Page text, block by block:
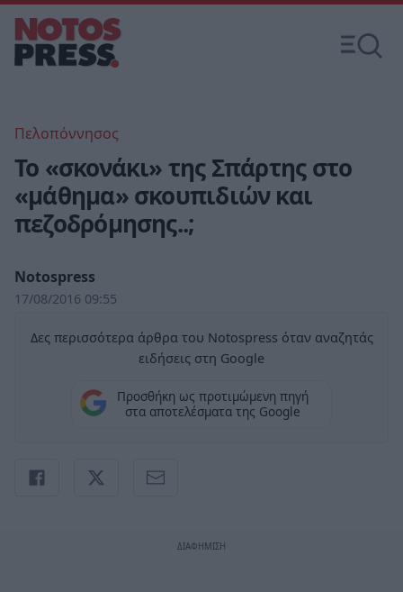
Πελοπόννησος
Το «σκονάκι» της Σπάρτης στο
«μάθημα» σκουπιδιών και
πεζοδρόμησης..;
Notospress
17/08/2016 09:55
Δες περισσότερα άρθρα του Notospress όταν αναζητάς
ειδήσεις στη Google
Προσθήκη ως προτιμώμενη πηγή
στα αποτελέσματα της Google